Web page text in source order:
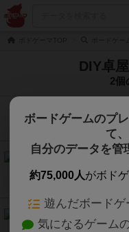
DIY卓
2個
カーリングダ
蟻地獄（
2人用 15分～30
ボードゲームのプ
て、
自分のデータを管
約75,000人がボド
遊んだボード
気になるゲーム